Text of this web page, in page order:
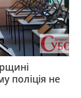
поліція не